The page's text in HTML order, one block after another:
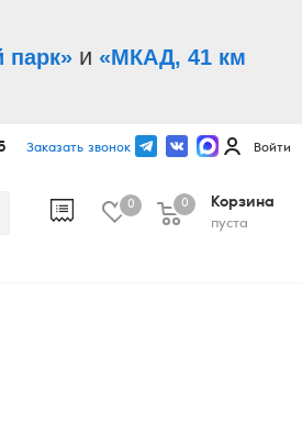
парк» и «МКАД, 41 км
Заказать звонок Войти
0
Корзина
пуста
0